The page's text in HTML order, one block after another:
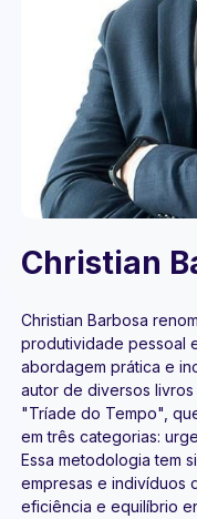
Christian
Christian Barbosa
produtividade pessoal
abordagem prática e
autor de diversos
"Tríade do Tempo",
em três categorias:
Essa metodologia tem
empresas e indivíduos
eficiência e equilíbrio